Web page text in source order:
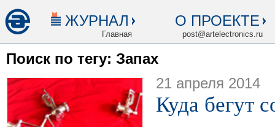
ЖУРНАЛ
Главная
О ПРОЕКТЕ
post@artelectronics.ru
Поиск по тегу: Запах
21 апреля 2014
Куда бегут